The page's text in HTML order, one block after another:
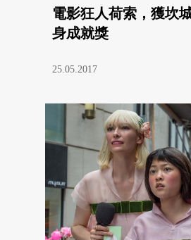
電影狂人荷索，獲坎
身成就獎
25.05.2017